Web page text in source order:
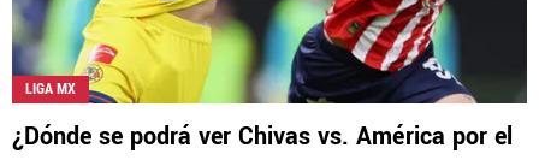
LIGA MX
¿Dónde se podrá ver Chivas vs. América por el